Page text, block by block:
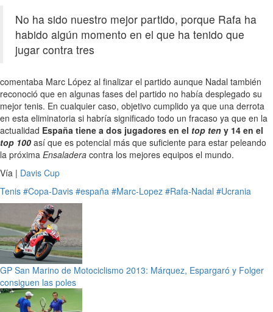
No ha sido nuestro mejor partido, porque Rafa ha
habido algún momento en el que ha tenido que
jugar contra tres
comentaba Marc López al finalizar el partido aunque Nadal también
reconoció que en algunas fases del partido no había desplegado su
mejor tenis. En cualquier caso, objetivo cumplido ya que una derrota
en esta eliminatoria si habría significado todo un fracaso ya que en la
actualidad España tiene a dos jugadores en el top ten y 14 en el
top 100 así que es potencial más que suficiente para estar peleando
la próxima Ensaladera contra los mejores equipos el mundo.
Vía | Davis Cup
Tenis #Copa-Davis #españa #Marc-Lopez #Rafa-Nadal #Ucrania
GP San Marino de Motociclismo 2013: Márquez, Espargaró y Folger
consiguen las poles